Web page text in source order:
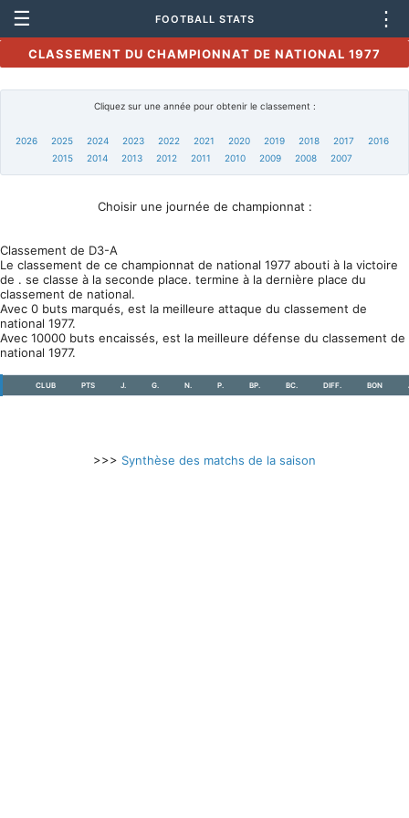
☰ FOOTBALL STATS ⋮
CLASSEMENT DU CHAMPIONNAT DE NATIONAL 1977
Cliquez sur une année pour obtenir le classement :
2026 2025 2024 2023 2022 2021 2020 2019 2018 2017
2016
2015
2014 2013 2012 2011 2010 2009 2008 2007
Choisir une journée de championnat :
Classement de D3-A
Le classement de ce championnat de national 1977 abouti à la victoire
de . se classe à la seconde place. termine à la dernière place du
classement de national.
Avec 0 buts marqués, est la meilleure attaque du classement de
national 1977.
Avec 10000 buts encaissés, est la meilleure défense du classement de
national 1977.
CLUB PTS J. G. N. P. BP. BC. DIFF. BON
>>> Synthèse des matchs de la saison